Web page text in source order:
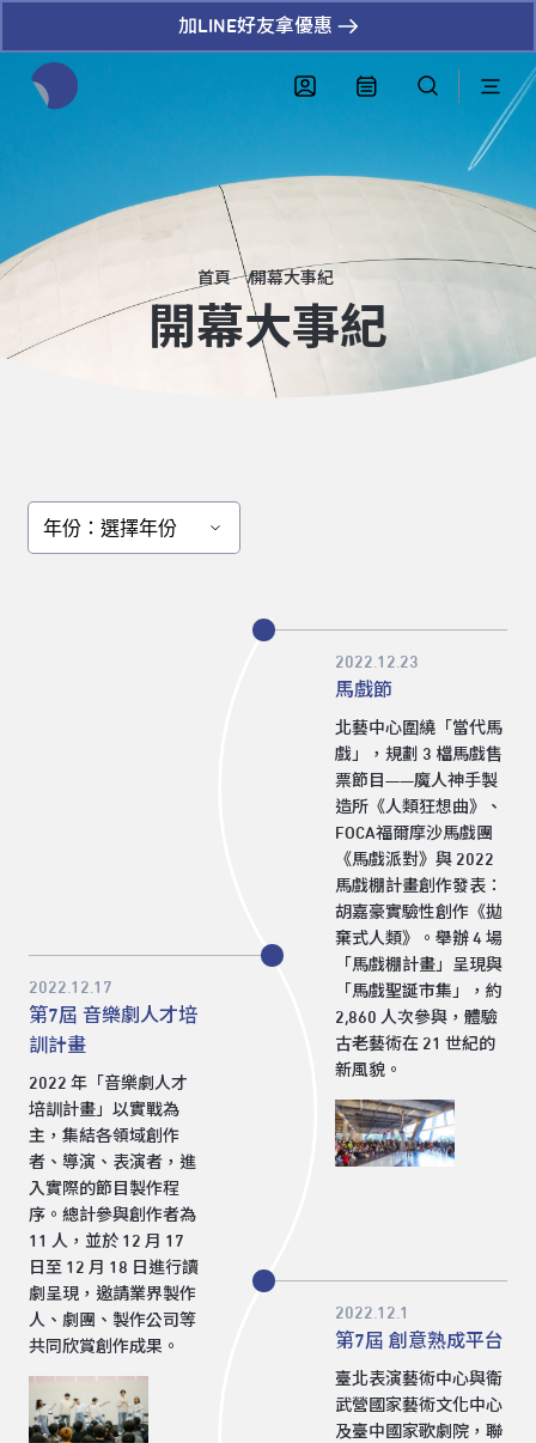
加LINE好友拿優惠
首頁 開幕大事紀
開幕大事紀
年份：選擇年份
2022.12.23
馬戲節
北藝中心圍繞「當代馬
戲」，規劃 3 檔馬戲售
票節目——魔人神手製
造所《人類狂想曲》、
FOCA福爾摩沙馬戲團
《馬戲派對》與 2022
馬戲棚計畫創作發表：
胡嘉豪實驗性創作《拋
棄式人類》。舉辦 4 場
「馬戲棚計畫」呈現與
「馬戲聖誕市集」，約
2,860 人次參與，體驗
古老藝術在 21 世紀的
新風貌。
2022.12.17
第7屆 音樂劇人才培
訓計畫
2022 年「音樂劇人才
培訓計畫」以實戰為
主，集結各領域創作
者、導演、表演者，進
入實際的節目製作程
序。總計參與創作者為
11 人，並於 12 月 17
日至 12 月 18 日進行讀
劇呈現，邀請業界製作
人、劇團、製作公司等
共同欣賞創作成果。
2022.12.1
第7屆 創意熟成平台
臺北表演藝術中心與衛
武營國家藝術文化中心
及臺中國家歌劇院，聯